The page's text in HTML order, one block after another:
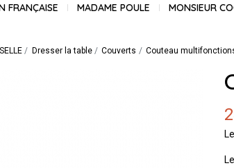
FRANÇAISE MADAME POULE MONSIEUR
Dresser la table Couverts Couteau